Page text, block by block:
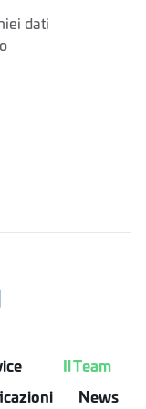
dati
Il Team
News